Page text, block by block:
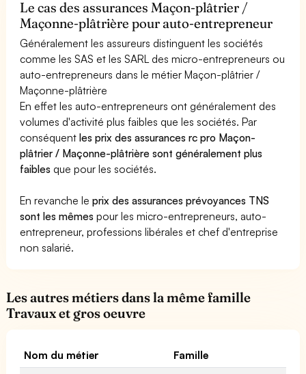
Le cas des assurances Maçon-plâtrier /
Maçonne-plâtrière pour auto-entrepreneur
Généralement les assureurs distinguent les sociétés
comme les SAS et les SARL des micro-entrepreneurs ou
auto-entrepreneurs dans le métier Maçon-plâtrier /
Maçonne-plâtrière
En effet les auto-entrepreneurs ont généralement des
volumes d'activité plus faibles que les sociétés. Par
conséquentles prix des assurances rc pro Maçon-
plâtrier / Maçonne-plâtrière sont généralement plus
faibles que pour les sociétés.
En revanche leprix des assurances prévoyances TNS
sont les mêmes pour les micro-entrepreneurs, auto-
entrepreneur, professions libérales et chef d'entreprise
non salarié.
Les autres métiers dans la même famille
Travaux et gros oeuvre
Nom du métier
Famille